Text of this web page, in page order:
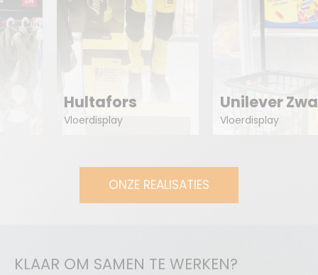
Unilever Zwan
ONZE REALISATIES
KLAAR OM SAMEN TE WERKEN?